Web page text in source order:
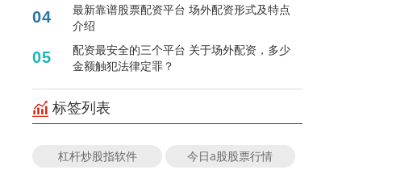
04
最新靠谱股票配资平台 场外配资形式及特点
介绍
05
配资最安全的三个平台 关于场外配资，多少
金额触犯法律定罪？
标签列表
杠杆炒股指软件 今日a股股票行情